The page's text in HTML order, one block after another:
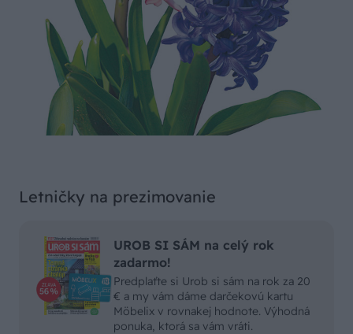
Letničky na prezimovanie
UROB SI SÁM na celý rok
zadarmo!
Predplaťte si Urob si sám na rok za 20
€ a my vám dáme darčekovú kartu
Möbelix v rovnakej hodnote. Výhodná
ponuka, ktorá sa vám vráti.